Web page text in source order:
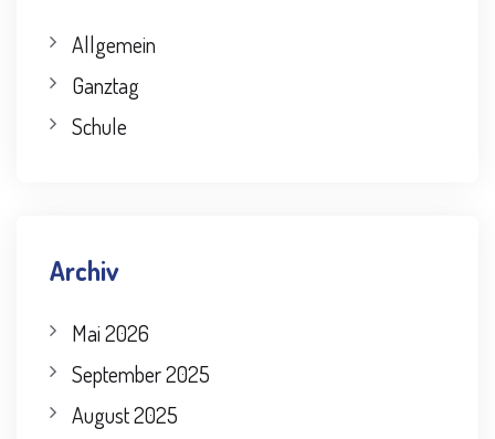
Allgemein
Ganztag
Schule
Archiv
Mai 2026
September 2025
August 2025